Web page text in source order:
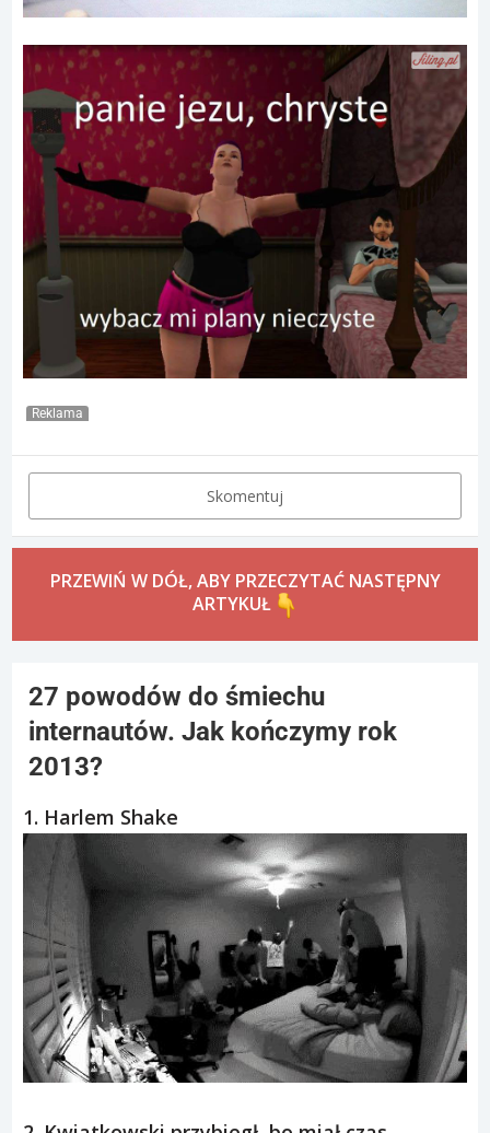
Reklama
Skomentuj
PRZEWIŃ W DÓŁ, ABY PRZECZYTAĆ NASTĘPNY
ARTYKUŁ
27 powodów do śmiechu
internautów. Jak kończymy rok
2013?
1. Harlem Shake